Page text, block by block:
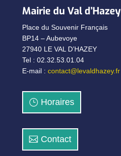
Mairie du Val d’Hazey
Place du Souvenir Français
BP14 – Aubevoye
27940 LE VAL D’HAZEY
Tel : 02.32.53.01.04
E-mail : contact@levaldhazey.fr
Horaires
Contact